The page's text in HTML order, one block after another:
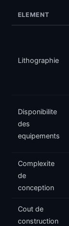
ELEMENT
Lithographie
Disponibilite
des
equipements
Complexite
de
conception
Cout de
construction